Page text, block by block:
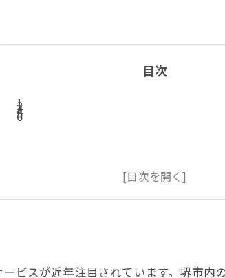
目次
ビスが近年注目されています。堺市